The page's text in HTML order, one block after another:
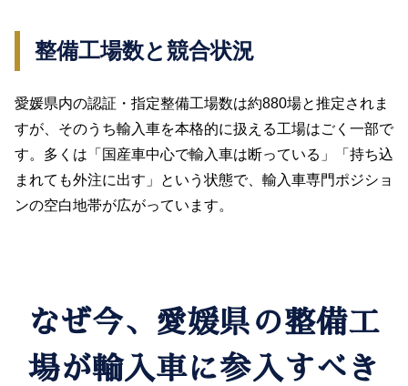
整備工場数と競合状況
愛媛県内の認証・指定整備工場数は約880場と推定されま
すが、そのうち輸入車を本格的に扱える工場はごく一部で
す。多くは「国産車中心で輸入車は断っている」「持ち込
まれても外注に出す」という状態で、輸入車専門ポジショ
ンの空白地帯が広がっています。
なぜ今、愛媛県の整備工
場が輸入車に参入すべき